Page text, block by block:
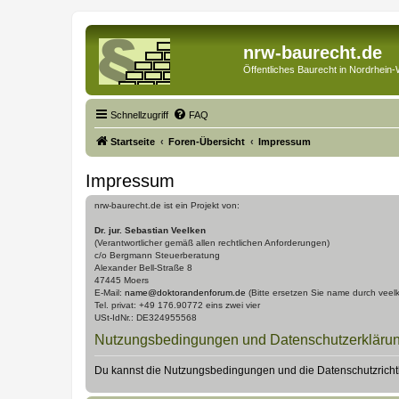
nrw-baurecht.de
Öffentliches Baurecht in Nordrhein-
Schnellzugriff FAQ
Startseite Foren-Übersicht Impressum
Impressum
nrw-baurecht.de ist ein Projekt von:
Dr. jur. Sebastian Veelken
(Verantwortlicher gemäß allen rechtlichen Anforderungen)
c/o Bergmann Steuerberatung
Alexander Bell-Straße 8
47445 Moers
E-Mail: name@doktorandenforum.de (Bitte ersetzen Sie name durch
Tel. privat: +49 176.90772 eins zwei vier
USt-IdNr.: DE324955568
Nutzungsbedingungen und
Du kannst die Nutzungsbedingungen und die